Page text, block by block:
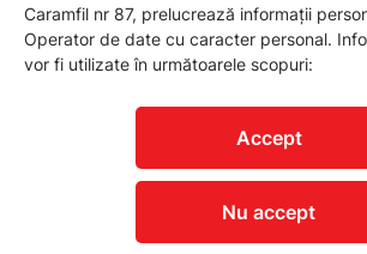
Caramfil nr 87, prelucrează informații
Operator de date cu caracter personal.
vor fi utilizate în următoarele scopuri:
Accept
Nu accept